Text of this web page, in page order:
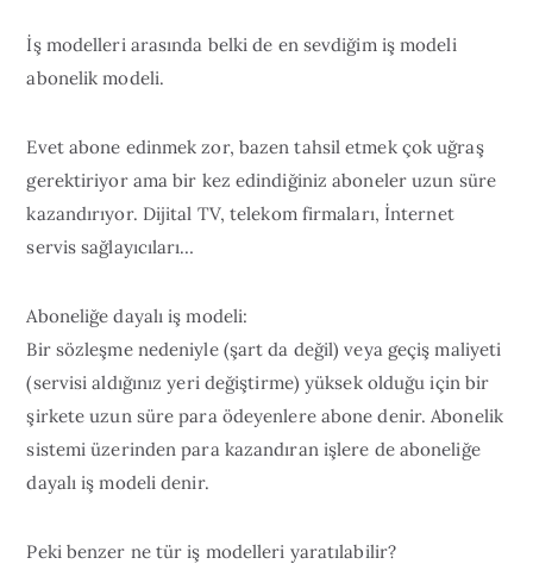
İş modelleri arasında belki de en sevdiğim iş modeli
abonelik modeli.
Evet abone edinmek zor, bazen tahsil etmek çok uğraş
gerektiriyor ama bir kez edindiğiniz aboneler uzun süre
kazandırıyor. Dijital TV, telekom firmaları, İnternet
servis sağlayıcıları…
Aboneliğe dayalı iş modeli:
Bir sözleşme nedeniyle (şart da değil) veya geçiş maliyeti
(servisi aldığınız yeri değiştirme) yüksek olduğu için bir
şirkete uzun süre para ödeyenlere abone denir. Abonelik
sistemi üzerinden para kazandıran işlere de aboneliğe
dayalı iş modeli denir.
Peki benzer ne tür iş modelleri yaratılabilir?